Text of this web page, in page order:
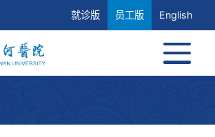
就诊版 员工版 English